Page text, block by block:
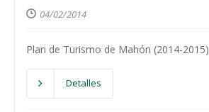
04/02/2014
Plan de Turismo de Mahón (2014-2015)
Detalles